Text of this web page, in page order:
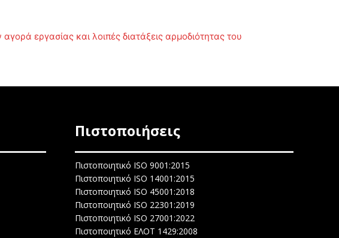
εργασίας και λοιπές διατάξεις αρμοδιότητας του
Πιστοποιήσεις
Πιστοποιητικό ISO 9001:2015
Πιστοποιητικό ISO 14001:2015
Πιστοποιητικό ISO 45001:2018
Πιστοποιητικό ISO 22301:2019
Πιστοποιητικό ISO 27001:2022
Πιστοποιητικό ΕΛΟΤ 1429:2008